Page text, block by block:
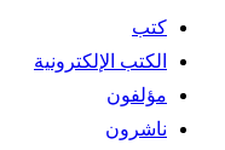
كتب
الكتب الإلكترونية
مؤلفون
ناشرون